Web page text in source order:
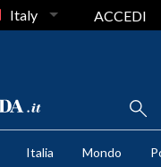
Italy ACCEDI
Italia Mondo